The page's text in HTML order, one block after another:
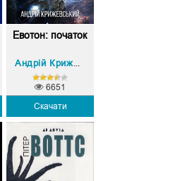
Евотон: початок
Скачати
6651